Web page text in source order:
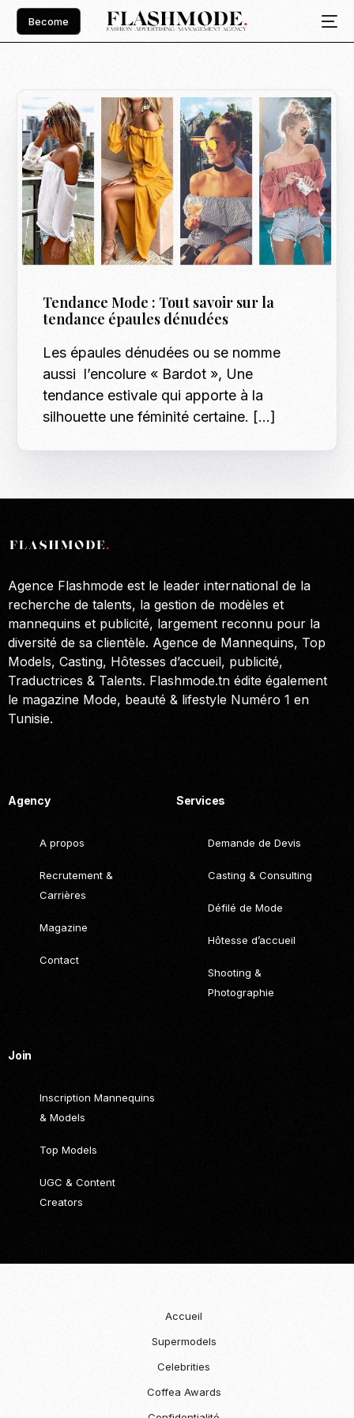
Become
Tendance Mode : Tout savoir sur la
tendance épaules dénudées
Les épaules dénudées ou se nomme
aussi l’encolure « Bardot », Une
tendance estivale qui apporte à la
silhouette une féminité certaine. […]
Agence Flashmode est le leader international de la
recherche de talents, la gestion de modèles et
mannequins et publicité, largement reconnu pour la
diversité de sa clientèle. Agence de Mannequins, Top
Models, Casting, Hôtesses d’accueil, publicité,
Traductrices & Talents. Flashmode.tn édite également
le magazine Mode, beauté & lifestyle Numéro 1 en
Tunisie.
Agency
A propos
Recrutement &
Carrières
Magazine
Contact
Services
Demande de Devis
Casting & Consulting
Défilé de Mode
Hôtesse d’accueil
Shooting &
Photographie
Join
Inscription Mannequins
& Models
Top Models
UGC & Content
Creators
Accueil
Supermodels
Celebrities
Coffea Awards